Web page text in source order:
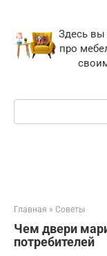
контенту
Здесь вы
про
Поиск:
Главная » Советы
Чем двери
потребителей